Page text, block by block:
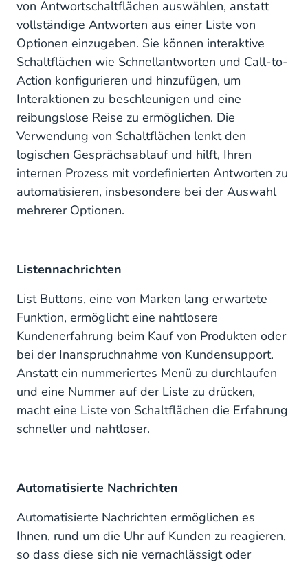
von Antwortschaltflächen auswählen, anstatt
vollständige Antworten aus einer Liste von
Optionen einzugeben. Sie können interaktive
Schaltflächen wie Schnellantworten und Call-to-
Action konfigurieren und hinzufügen, um
Interaktionen zu beschleunigen und eine
reibungslose Reise zu ermöglichen. Die
Verwendung von Schaltflächen lenkt den
logischen Gesprächsablauf und hilft, Ihren
internen Prozess mit vordefinierten Antworten zu
automatisieren, insbesondere bei der Auswahl
mehrerer Optionen.
Listennachrichten
List Buttons, eine von Marken lang erwartete
Funktion, ermöglicht eine nahtlosere
Kundenerfahrung beim Kauf von Produkten oder
bei der Inanspruchnahme von Kundensupport.
Anstatt ein nummeriertes Menü zu durchlaufen
und eine Nummer auf der Liste zu drücken,
macht eine Liste von Schaltflächen die Erfahrung
schneller und nahtloser.
Automatisierte Nachrichten
Automatisierte Nachrichten ermöglichen es
Ihnen, rund um die Uhr auf Kunden zu reagieren,
so dass diese sich nie vernachlässigt oder